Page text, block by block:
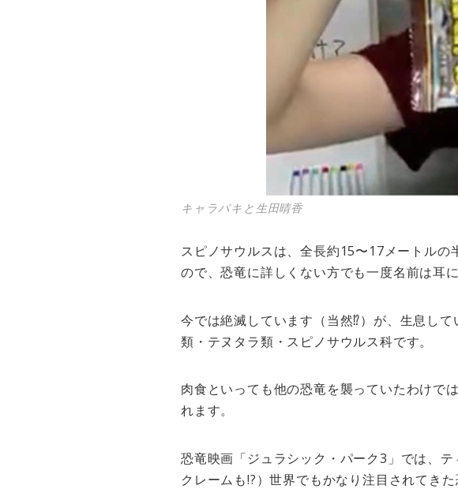
キャラパキと生田晴香
スピノサウルスは、全長約15〜17メートル
ので、恐竜に詳しくない方でも一度名前は耳
今では絶滅しています（当然⁉︎）が、生息し
類・テヌタラ類・スピノサウルス科です。
肉食といっても他の恐竜を襲っていたわけで
れます。
恐竜映画「ジュラシック・パーク3」では、
クレームも!?）世界でもかなり注目されてきた